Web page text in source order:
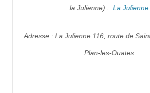
la Julienne) : La Julienne
Adresse : La Julienne 116, route de
Plan-les-Ouates